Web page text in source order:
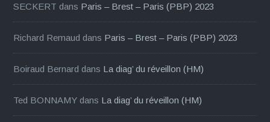
SECKERT dans Paris – Brest – Paris (PBP) 2023
Richard Remaud dans Paris – Brest – Paris (PBP) 2023
Boiraud Bernard dans La diag’ du réveillon (HM)
Ted BONNAMY dans La diag’ du réveillon (HM)